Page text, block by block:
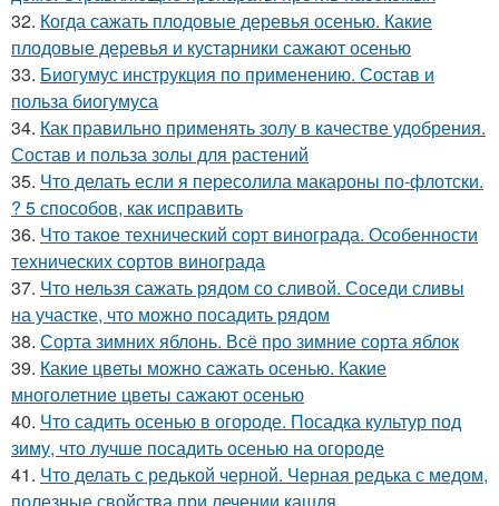
32. Когда сажать плодовые деревья осенью. Какие
плодовые деревья и кустарники сажают осенью
33. Биогумус инструкция по применению. Состав и
польза биогумуса
34. Как правильно применять золу в качестве удобрения.
Состав и польза золы для растений
35. Что делать если я пересолила макароны по-флотски.
? 5 способов, как исправить
36. Что такое технический сорт винограда. Особенности
технических сортов винограда
37. Что нельзя сажать рядом со сливой. Соседи сливы
на участке, что можно посадить рядом
38. Сорта зимних яблонь. Всё про зимние сорта яблок
39. Какие цветы можно сажать осенью. Какие
многолетние цветы сажают осенью
40. Что садить осенью в огороде. Посадка культур под
зиму, что лучше посадить осенью на огороде
41. Что делать с редькой черной. Черная редька с медом,